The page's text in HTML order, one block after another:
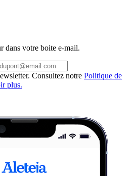
dans votre boite e-mail.
Consultez notre Politique de
plus.